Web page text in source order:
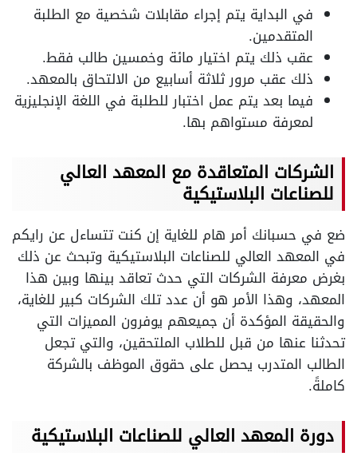
في البداية يتم إجراء مقابلات شخصية مع الطلبة
المتقدمين.
عقب ذلك يتم اختيار مائة وخمسين طالب فقط.
ذلك عقب مرور ثلاثة أسابيع من الالتحاق بالمعهد.
فيما بعد يتم عمل اختبار للطلبة في اللغة الإنجليزية
لمعرفة مستواهم بها.
الشركات المتعاقدة مع المعهد العالي
للصناعات البلاستيكية
ضع في حسبانك أمر هام للغاية إن كنت تتساءل عن رايكم
في المعهد العالي للصناعات البلاستيكية وتبحث عن ذلك
بغرض معرفة الشركات التي حدث تعاقد بينها وبين هذا
المعهد، وهذا الأمر هو أن عدد تلك الشركات كبير للغاية،
والحقيقة المؤكدة أن جميعهم يوفرون المميزات التي
تحدثنا عنها من قبل للطلاب الملتحقين، والتي تجعل
الطالب المتدرب يحصل على حقوق الموظف بالشركة
كاملةً.
دورة المعهد العالي للصناعات البلاستيكية